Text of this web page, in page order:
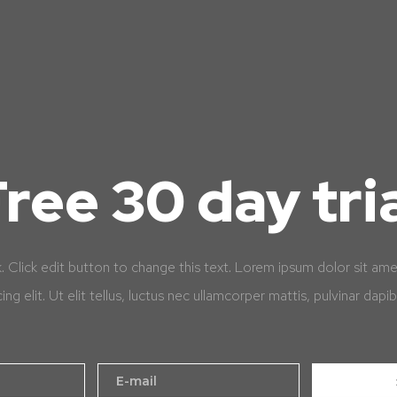
30 day
Click edit button to change this text. Lorem ipsum dolor sit
elit. Ut elit tellus, luctus nec ullamcorper mattis, pulvinar